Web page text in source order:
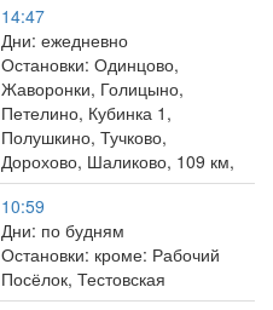
14:47
Дни: ежедневно
Остановки: Одинцово,
Жаворонки, Голицыно,
Петелино, Кубинка 1,
Полушкино, Тучково,
Дорохово, Шаликово, 109 км,
10:59
Дни: по будням
Остановки: кроме: Рабочий
Посёлок, Тестовская